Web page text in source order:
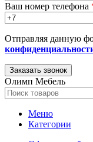
Ваш номер телефона
Отправляя данную
Олимп Мебель
Меню
Категории